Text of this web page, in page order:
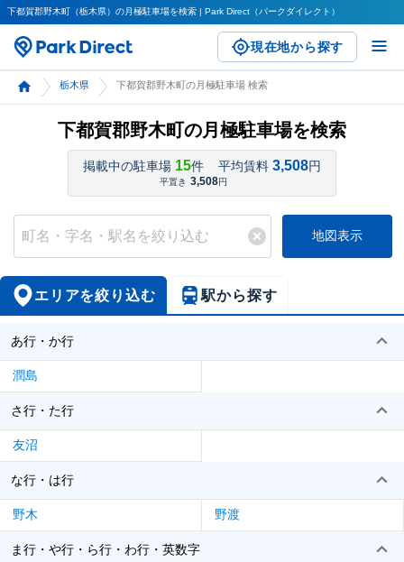
下都賀郡野木町（栃木県）の月極駐車場を検索 | Park Direct（パークダイレクト）
現在地から探す
栃木県 下都賀郡野木町の月極駐車場 検索
下都賀郡野木町の月極駐車場を検索
掲載中の駐車場 15件 平均賃料 3,508円
平置き 3,508円
地図表示
エリアを絞り込む 駅から探す
あ行・か行
潤島
さ行・た行
友沼
な行・は行
野木 野渡
ま行・や行・ら行・わ行・英数字